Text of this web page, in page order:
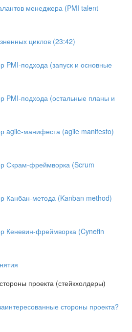
менеджера (PMI talent
циклов (23:42)
PMI-подхода (запуск и основные
PMI-подхода (остальные планы и
agile-манифеста (agile manifesto)
Скрам-фреймворка (Scrum
Канбан-метода (Kanban method)
Кеневин-фреймворка (Cynefin
проекта (стейкхолдеры)
стороны проекта?